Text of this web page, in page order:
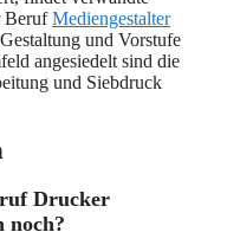
BerufMediengestalter
und Vorstufe
angesiedelt sind die
und Siebdruck
Drucker
noch?